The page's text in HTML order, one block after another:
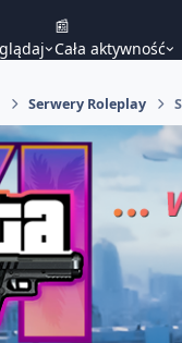
📰
Cała aktywność
Serwery Roleplay